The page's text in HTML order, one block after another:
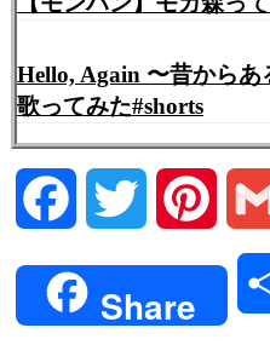
Hello, Again 〜昔から
歌ってみた#shorts
Facebook Twitter
Share